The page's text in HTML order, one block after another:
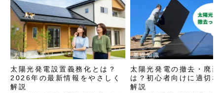
太陽光発電
太陽光発電設置義務化とは？
2026年の最新情報をやさしく
解説
基礎知識
太陽光発電の撤去・廃
は？初心者向けに適切
解説